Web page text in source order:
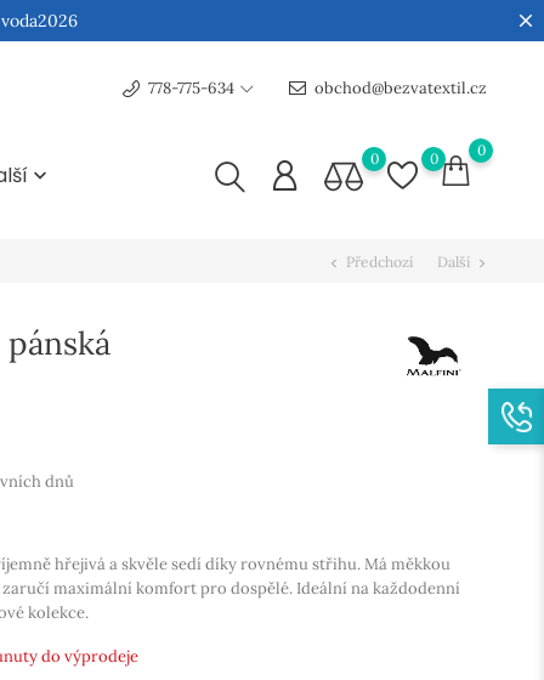
voda2026
778-775-634 obchod@bezvatextil.cz

0 0 0
chevron_left Předchozí Další chevron_right
dnů
hřejivá a skvěle sedí díky rovnému střihu. Má měkkou
maximální komfort pro dospělé. Ideální na každodenní
kolekce.
do výprodeje